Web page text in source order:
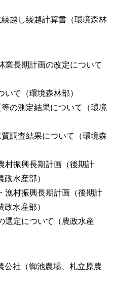
繰越し繰越計算書（環境森林
業長期計画の改定について
いて（環境森林部）
の測定結果について（環境
調査結果について（環境森
村振興長期計画（後期計
水産部）
漁村振興長期計画（後期計
水産部）
選定について（農政水産
公社（御池農場、札立原農